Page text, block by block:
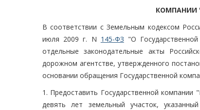
КОМПАНИИ
В соответствии с Земельным кодексом
июля 2009 г. N 145-ФЗ "О
отдельные законодательные акты
дорожном агентстве, утвержденного
основании обращения Государственной
1. Предоставить Государственной
девять лет земельный участок,